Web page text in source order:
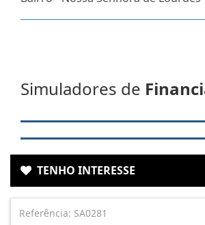
Simuladores de
TENHO INTERESSE